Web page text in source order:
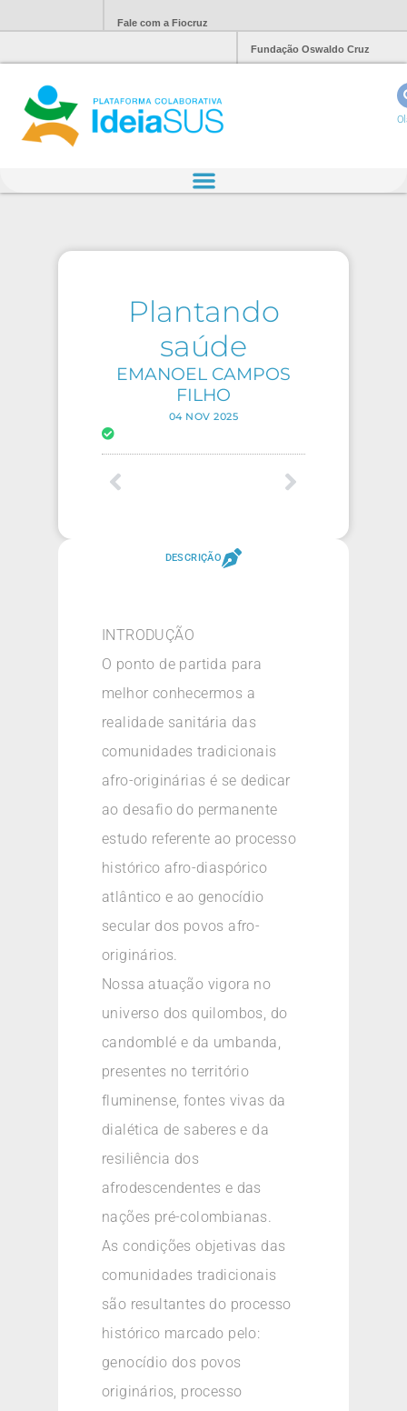
Fale com a Fiocruz
Fundação Oswaldo Cruz
Plantando
saúde
EMANOEL CAMPOS
FILHO
04 NOV 2025
DESCRIÇÃO
INTRODUÇÃO
O ponto de partida para
melhor conhecermos a
realidade sanitária das
comunidades tradicionais
afro-originárias é se dedicar
ao desafio do permanente
estudo referente ao processo
histórico afro-diaspórico
atlântico e ao genocídio
secular dos povos afro-
originários.
Nossa atuação vigora no
universo dos quilombos, do
candomblé e da umbanda,
presentes no território
fluminense, fontes vivas da
dialética de saberes e da
resiliência dos
afrodescendentes e das
nações pré-colombianas.
As condições objetivas das
comunidades tradicionais
são resultantes do processo
histórico marcado pelo:
genocídio dos povos
originários, processo